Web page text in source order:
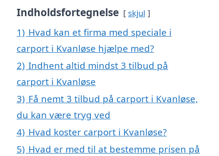
Indholdsfortegnelse skjul
1) Hvad kan et firma med speciale i
carport i Kvanløse hjælpe med?
2) Indhent altid mindst 3 tilbud på
carport i Kvanløse
3) Få nemt 3 tilbud på carport i Kvanløse,
du kan være tryg ved
4) Hvad koster carport i Kvanløse?
5) Hvad er med til at bestemme prisen på